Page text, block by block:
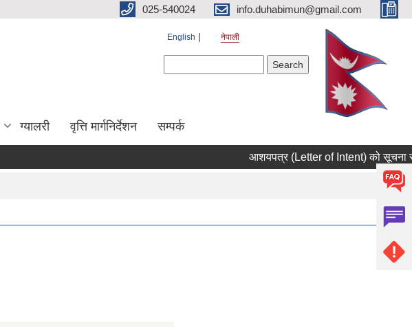
025-540024 info.duhabimun@gmail.com
English नेपाली
ग्यालरी वृत्ति मार्गनिर्देशन सम्पर्क
आशयपत्र (Letter of Intent) को सूचना